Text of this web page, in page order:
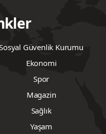
Güvenlik Kurumu
Ekonomi
Spor
Magazin
Sağlık
Yaşam